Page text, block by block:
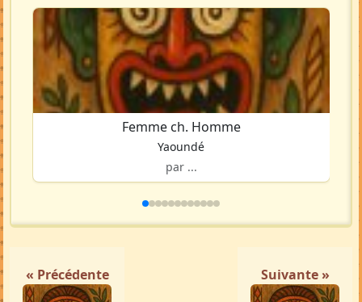
Femme ch. Homme
Yaoundé
par ...
« Précédente Suivante »